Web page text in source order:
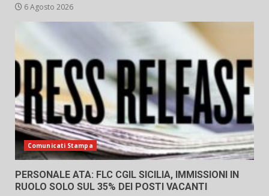
6 Agosto 2026
Comunicati Stampa
PERSONALE ATA: FLC CGIL SICILIA, IMMISSIONI IN
RUOLO SOLO SUL 35% DEI POSTI VACANTI